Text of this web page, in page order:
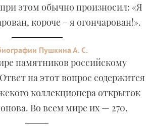
этом обычно произносил: «Я
короче – я огончарован!».
Пушкина А. С.
памятников российскому
на этот вопрос содержится
коллекционера открыток
Во всем мире их — 270.